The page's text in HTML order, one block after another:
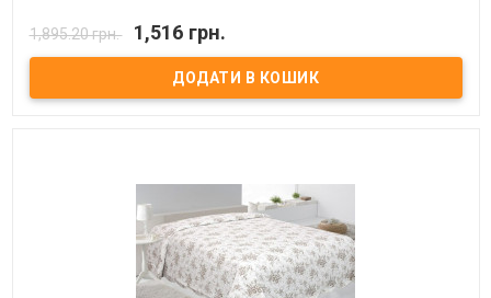
микрофибра Наполнитель: синтепон Производитель: Marca
1,895.20 грн. 1,516 грн.